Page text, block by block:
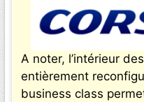
A noter, l’intérieur
entièrement
business class